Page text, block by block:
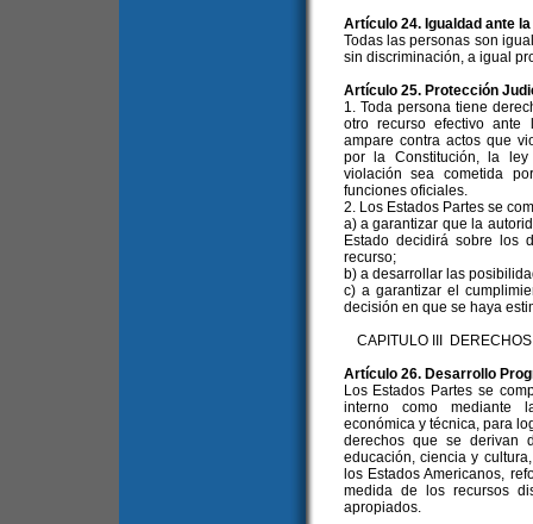
Artículo 24. Igualdad ante
Todas las personas son
sin discriminación, a igual
Artículo 25. Protección
1. Toda persona tiene
otro recurso efectivo ante
ampare contra actos que
por la Constitución, la
violación sea cometida
funciones oficiales.
2. Los Estados Partes se
a) a garantizar que la
Estado decidirá sobre los
recurso;
b) a desarrollar las
c) a garantizar el
decisión en que se haya
CAPITULO III
Artículo 26. Desarrollo
Los Estados Partes se
interno como mediante
económica y técnica, para
derechos que se derivan
educación, ciencia y
los Estados Americanos,
medida de los recursos
apropiados.